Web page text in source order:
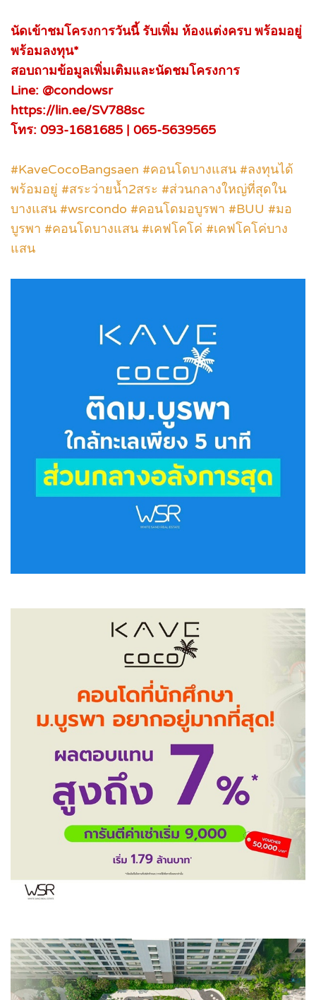
นัดเข้าชมโครงการวันนี้ รับเพิ่ม ห้องแต่งครบ พร้อมอยู่
พร้อมลงทุน*
สอบถามข้อมูลเพิ่มเติมและนัดชมโครงการ
Line: @condowsr
https://lin.ee/SV788sc
โทร: 093-1681685 | 065-5639565
#KaveCocoBangsaen #คอนโดบางแสน #ลงทุนได้
พร้อมอยู่ #สระว่ายน้ำ2สระ #ส่วนกลางใหญ่ที่สุดใน
บางแสน #wsrcondo #คอนโดมอบูรพา #BUU #มอ
บูรพา #คอนโดบางแสน #เคฟโคโค่ #เคฟโคโค่บาง
แสน